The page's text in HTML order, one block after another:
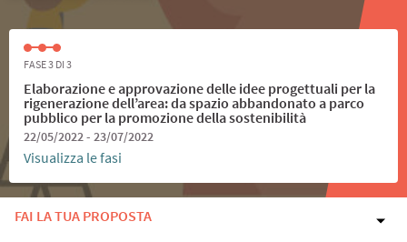
FASE 3 DI 3
Elaborazione e approvazione delle idee progettuali per la
rigenerazione dell’area: da spazio abbandonato a parco
pubblico per la promozione della sostenibilità
22/05/2022 - 23/07/2022
Visualizza le fasi
FAI LA TUA PROPOSTA